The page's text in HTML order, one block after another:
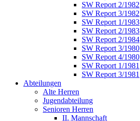
SW Report 2/1982
SW Report 3/1982
SW Report 1/1983
SW Report 2/1983
SW Report 2/1984
SW Report 3/1980
SW Report 4/1980
SW Report 1/1981
SW Report 3/1981
Abteilungen
Alte Herren
Jugendabteilung
Senioren Herren
II. Mannschaft